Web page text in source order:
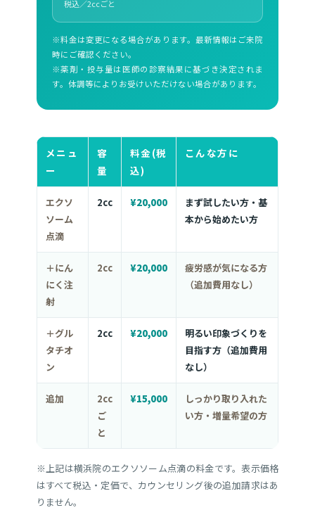
税込／2ccごと
※料金は変更になる場合があります。最新情報はご来院
時にご確認ください。
※薬剤・投与量は医師の診察結果に基づき決定されま
す。体調等によりお受けいただけない場合があります。
メニュ
ー
容
量
料金(税
込)
こんな方に
エクソ
ソーム
点滴
2cc ¥20,000
まず試したい方・基
本から始めたい方
＋にん
にく注
射
2cc ¥20,000
疲労感が気になる方
（追加費用なし）
＋グル
タチオ
ン
2cc ¥20,000
明るい印象づくりを
目指す方（追加費用
なし）
追加
2cc
ご
と
¥15,000
しっかり取り入れた
い方・増量希望の方
※上記は横浜院のエクソソーム点滴の料金です。表示価格
はすべて税込・定価で、カウンセリング後の追加請求はあ
りません。